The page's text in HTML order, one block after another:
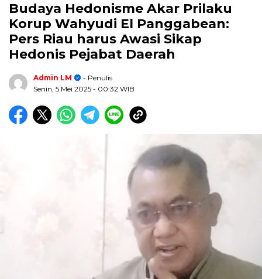
Budaya Hedonisme Akar Prilaku
Korup Wahyudi El Panggabean:
Pers Riau harus Awasi Sikap
Hedonis Pejabat Daerah
Admin LM
- Penulis
Senin, 5 Mei 2025 - 00:32 WIB